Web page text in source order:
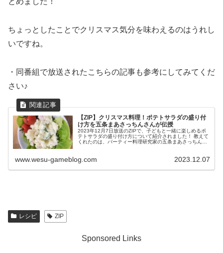
ちょっとしたことでクリスマス気分を味わえるのはうれし
いですね。
・同番組で放送されたこちらの記事も参考にしてみてくだ
さい♪
【ZIP】クリスマス料理！ポテトサラダの盛り付
け方を五条まあさっちんさんが伝授
2023年12月7日放送のZIPで、子どもと一緒に楽しめるポ
テトサラダの盛り付け方について紹介されました！ 教えて
くれたのは、パーティー料理研究家の五条まあさっちんさ
www.wesu-gameblog.com 2023.12.07
レシピ ZIP
Sponsored Links